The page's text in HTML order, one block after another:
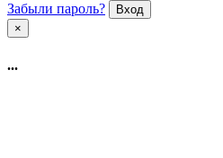
Забыли пароль?
×
...